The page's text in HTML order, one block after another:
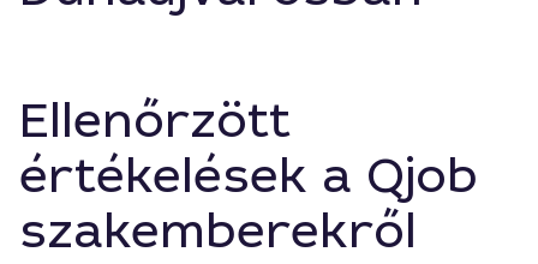
Ellenőrzött
értékelések a Qjob
szakemberekről